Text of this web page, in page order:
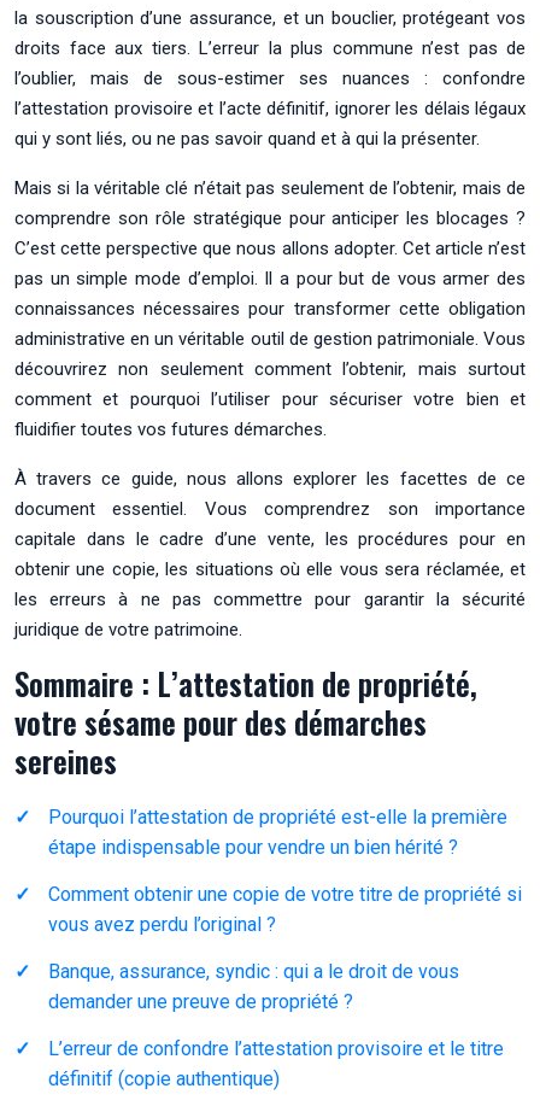
la souscription d’une assurance, et un bouclier, protégeant vos
droits face aux tiers. L’erreur la plus commune n’est pas de
l’oublier, mais de sous-estimer ses nuances : confondre
l’attestation provisoire et l’acte définitif, ignorer les délais légaux
qui y sont liés, ou ne pas savoir quand et à qui la présenter.
Mais si la véritable clé n’était pas seulement de l’obtenir, mais de
comprendre son rôle stratégique pour anticiper les blocages ?
C’est cette perspective que nous allons adopter. Cet article n’est
pas un simple mode d’emploi. Il a pour but de vous armer des
connaissances nécessaires pour transformer cette obligation
administrative en un véritable outil de gestion patrimoniale. Vous
découvrirez non seulement comment l’obtenir, mais surtout
comment et pourquoi l’utiliser pour sécuriser votre bien et
fluidifier toutes vos futures démarches.
À travers ce guide, nous allons explorer les facettes de ce
document essentiel. Vous comprendrez son importance
capitale dans le cadre d’une vente, les procédures pour en
obtenir une copie, les situations où elle vous sera réclamée, et
les erreurs à ne pas commettre pour garantir la sécurité
juridique de votre patrimoine.
Sommaire : L’attestation de propriété,
votre sésame pour des démarches
sereines
Pourquoi l’attestation de propriété est-elle la première
étape indispensable pour vendre un bien hérité ?
Comment obtenir une copie de votre titre de propriété si
vous avez perdu l’original ?
Banque, assurance, syndic : qui a le droit de vous
demander une preuve de propriété ?
L’erreur de confondre l’attestation provisoire et le titre
définitif (copie authentique)